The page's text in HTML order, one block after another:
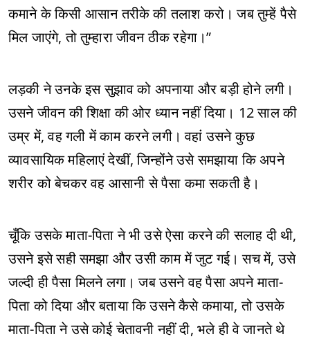
कमाने के किसी आसान तरीके की तलाश करो। जब तुम्हें पैसे
मिल जाएंगे, तो तुम्हारा जीवन ठीक रहेगा।”
लड़की ने उनके इस सुझाव को अपनाया और बड़ी होने लगी।
उसने जीवन की शिक्षा की ओर ध्यान नहीं दिया। 12 साल की
उम्र में, वह गली में काम करने लगी। वहां उसने कुछ
व्यावसायिक महिलाएं देखीं, जिन्होंने उसे समझाया कि अपने
शरीर को बेचकर वह आसानी से पैसा कमा सकती है।
चूँकि उसके माता-पिता ने भी उसे ऐसा करने की सलाह दी थी,
उसने इसे सही समझा और उसी काम में जुट गई। सच में, उसे
जल्दी ही पैसा मिलने लगा। जब उसने वह पैसा अपने माता-
पिता को दिया और बताया कि उसने कैसे कमाया, तो उसके
माता-पिता ने उसे कोई चेतावनी नहीं दी, भले ही वे जानते थे